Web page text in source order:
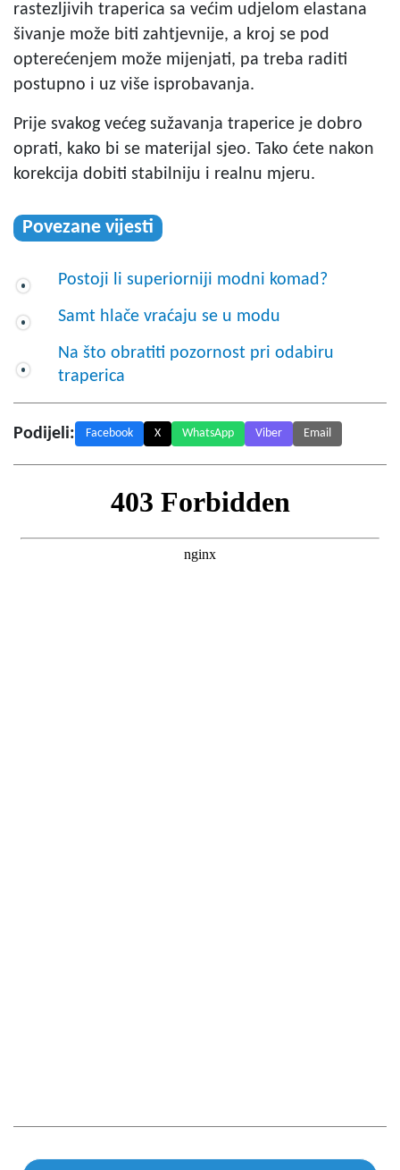
rastezljivih traperica sa većim udjelom elastana
šivanje može biti zahtjevnije, a kroj se pod
opterećenjem može mijenjati, pa treba raditi
postupno i uz više isprobavanja.
Prije svakog većeg sužavanja traperice je dobro
oprati, kako bi se materijal sjeo. Tako ćete nakon
korekcija dobiti stabilniju i realnu mjeru.
Povezane vijesti
Postoji li superiorniji modni komad?
Samt hlače vraćaju se u modu
Na što obratiti pozornost pri odabiru
traperica
Podijeli: Facebook X WhatsApp Viber Email